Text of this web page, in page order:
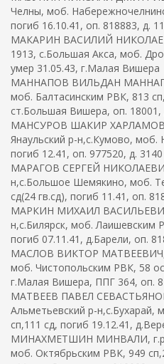
Челны, моб.
погиб 16.10.41, оп. 818883, д.
МАКАРИН ВАСИЛИЙ
1913, с.Большая Акса, моб.
умер 31.05.43, г.Малая Вишера
МАННАПОВ ВИЛЬДАН
моб. Балтасинским РВК, 813
ст.Большая Вишера, оп. 18001,
МАНСУРОВ ШАКИР
Янаульский р-н,с.Кумово,
погиб 12.41, оп. 977520, д. 3140
МАРАГОВ СЕРГЕЙ
н,с.Большое Шемякино, моб.
сд(24 гв.сд), погиб 11.41, оп.
МАРКИН МИХАИЛ ВАСИЛЬЕВИЧ,
н,с.Билярск, моб. Лаишевским
погиб 07.11.41, д.Барели, оп.
МАСЛОВ ВИКТОР МАТВЕЕВИЧ,
моб. Чистопольским РВК, 58
г.Малая Вишера, ППГ 364, оп.
МАТВЕЕВ ПАВЕЛ
Альметьевский р-
сп,111 сд, погиб 19.12.41,
МИНАХМЕТШИН МИНВАЛИ, г.р.
моб. Октябрьским РВК, 949